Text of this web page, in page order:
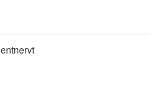
entnervt